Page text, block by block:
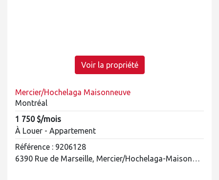
Voir la propriété
Mercier/Hochelaga Maisonneuve
Montréal
1 750 $/mois
À Louer - Appartement
Référence : 9206128
6390 Rue de Marseille, Mercier/Hochelaga-Maisonneuve